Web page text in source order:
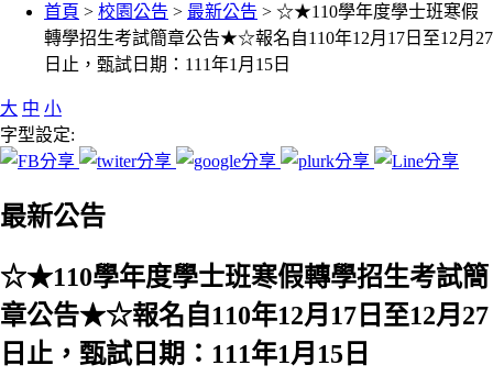
首頁 > 校園公告 > 最新公告 > ☆★110學年度學士班寒假
轉學招生考試簡章公告★☆報名自110年12月17日至12月27
日止，甄試日期：111年1月15日
大 中 小
字型設定:
最新公告
☆★110學年度學士班寒假轉學招生考試簡
章公告★☆報名自110年12月17日至12月27
日止，甄試日期：111年1月15日